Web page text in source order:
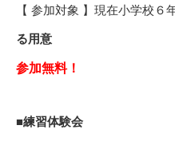
【 参加対象 】現在小学校
る用意
参加無料！
■練習体験会